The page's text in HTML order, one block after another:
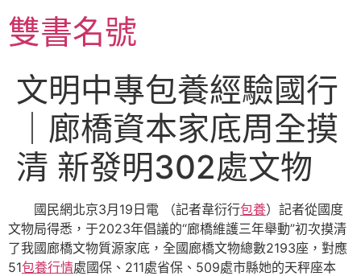
至
主雙書名號
文明中專包養經驗國行
｜廊橋資本家底周全摸
清 新發明302處文物
國民網北京3月19日電 （記者韋衍行包養）記者從國度
文物局得悉，于2023年倡議的“廊橋維護三年舉動”初次摸清
了我國廊橋文物質源家底，全國廊橋文物總數2193座，對應
51包養行情處國保、211處省保、509處市縣她的天秤座本